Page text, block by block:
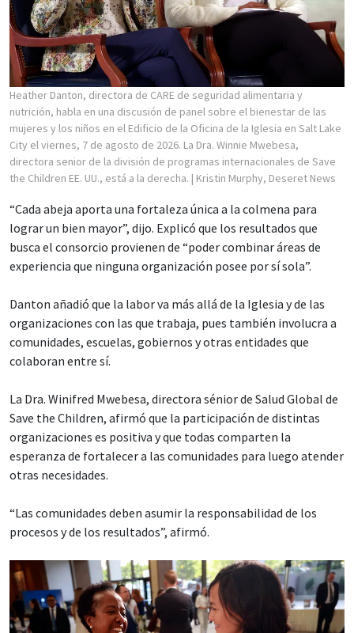
Heather Danton, directora de CARE de seguridad alimentaria y
nutrición, habla en una discusión de panel sobre el bienestar de las
mujeres y los niños en el Edificio de la Oficina de la Iglesia en Salt Lake
City el viernes, 7 de agosto de 2026. La Dra. Winnie Mwebesa,
directora senior de la división de programas internacionales de Save
the Children EE. UU., está a la derecha. | Kristin Murphy, Deseret News
“Cada abeja aporta una fortaleza única a la colmena para
lograr un bien mayor”, dijo. Explicó que los resultados que
busca el consorcio provienen de “poder combinar áreas de
experiencia que ninguna organización posee por sí sola”.
Danton añadió que la labor va más allá de la Iglesia y de las
organizaciones con las que trabaja, pues también involucra a
comunidades, escuelas, gobiernos y otras entidades que
colaboran entre sí.
La Dra. Winifred Mwebesa, directora sénior de Salud Global de
Save the Children, afirmó que la participación de distintas
organizaciones es positiva y que todas comparten la
esperanza de fortalecer a las comunidades para luego atender
otras necesidades.
“Las comunidades deben asumir la responsabilidad de los
procesos y de los resultados”, afirmó.